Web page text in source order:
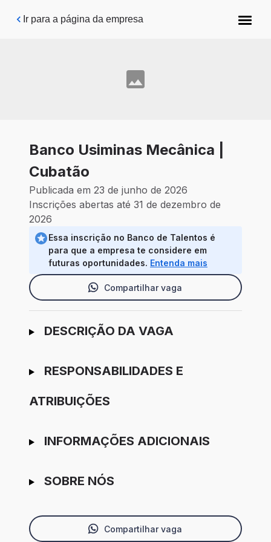
Pular para o conteúdo principal
Ir para a página da empresa
Banco Usiminas Mecânica |
Cubatão
Publicada em 23 de junho de 2026
Inscrições abertas até 31 de dezembro de
2026
Essa inscrição no Banco de Talentos é
para que a empresa te considere em
futuras oportunidades. Entenda mais
Compartilhar vaga
Ir para candidatura
DESCRIÇÃO DA VAGA
RESPONSABILIDADES E
ATRIBUIÇÕES
INFORMAÇÕES ADICIONAIS
SOBRE NÓS
Compartilhar vaga